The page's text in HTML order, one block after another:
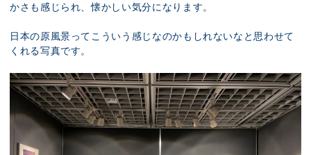
かさも感じられ、懐かしい気分になります。
日本の原風景ってこういう感じなのかもしれないなと思わせて
くれる写真です。